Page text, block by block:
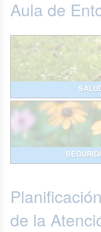
Aula de
de la